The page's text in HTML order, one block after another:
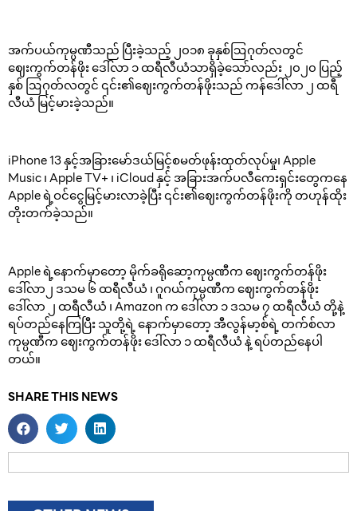
အက်ပယ်ကုမ္ပဏီသည် ပြီးခဲ့သည့် ၂၀၁၈ ခုနှစ်ဩဂုတ်လတွင်
ဈေးကွက်တန်ဖိုး ဒေါ်လာ ၁ ထရီလီယံသာရှိခဲ့သော်လည်း ၂၀၂၀ ပြည့်
နှစ် ဩဂုတ်လတွင် ၎င်း၏ဈေးကွက်တန်ဖိုးသည် ကန်ဒေါ်လာ ၂ ထရီ
လီယံ မြင့်မားခဲ့သည်။
iPhone 13 နှင့်အခြားမော်ဒယ်မြင့်စမတ်ဖုန်းထုတ်လုပ်မှု၊ Apple
Music ၊ Apple TV+ ၊ iCloud နှင့် အခြားအက်ပလီကေးရှင်းတွေကနေ
Apple ရဲ့ဝင်ငွေမြင့်မားလာခဲ့ပြီး ၎င်း၏ဈေးကွက်တန်ဖိုးကို တဟုန်ထိုး
တိုးတက်ခဲ့သည်။
Apple ရဲ့နောက်မှာတော့ မိုက်ခရိုဆော့ကုမ္ပဏီက ဈေးကွက်တန်ဖိုး
ဒေါ်လာ၂ ဒသမ ၆ ထရီလီယံ ၊ ဂူဂယ်ကုမ္ပဏီက ဈေးကွက်တန်ဖိုး
ဒေါ်လာ ၂ ထရီလီယံ ၊ Amazon က ဒေါ်လာ ၁ ဒသမ ၇ ထရီလီယံ တို့နဲ့
ရပ်တည်နေကြပြီး သူတို့ရဲ့ နောက်မှာတော့ အီလွန်မာ့စ်ရဲ့ တက်စ်လာ
ကုမ္ပဏီက ဈေးကွက်တန်ဖိုး ဒေါ်လာ ၁ ထရီလီယံ နဲ့ ရပ်တည်နေပါ
တယ်။
SHARE THIS NEWS